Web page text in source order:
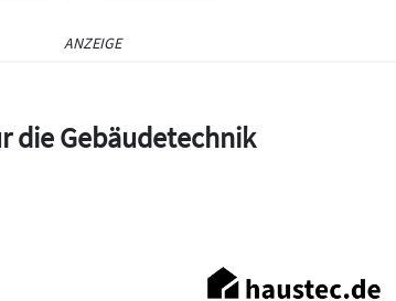
ANZEIGE
die Gebäudetechnik